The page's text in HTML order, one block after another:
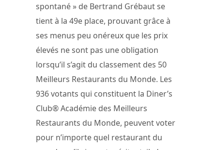
spontané » de Bertrand Grébaut se
tient à la 49e place, prouvant grâce à
ses menus peu onéreux que les prix
élevés ne sont pas une obligation
lorsqu’il s’agit du classement des 50
Meilleurs Restaurants du Monde. Les
936 votants qui constituent la Diner’s
Club® Académie des Meilleurs
Restaurants du Monde, peuvent voter
pour n’importe quel restaurant du